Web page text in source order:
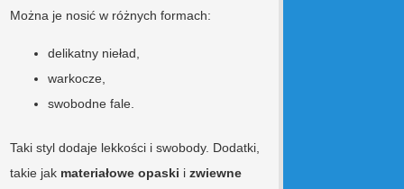
Można je nosić w różnych formach:
delikatny nieład,
warkocze,
swobodne fale.
Taki styl dodaje lekkości i swobody. Dodatki,
takie jak materiałowe opaski izwiewne